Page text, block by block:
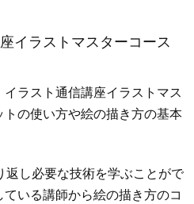
イラストマスターコース
ラスト通信講座イラストマス
の使い方や絵の描き方の基本
返し必要な技術を学ぶことがで
いる講師から絵の描き方のコ